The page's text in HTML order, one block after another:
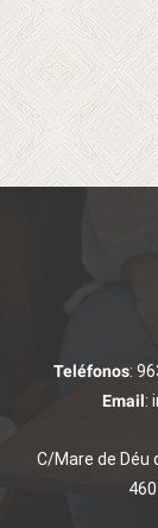
Teléfonos:
Email:
C/Mare de Déu